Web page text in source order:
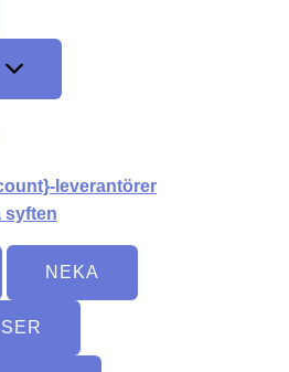
leverantörer
syften
NEKA